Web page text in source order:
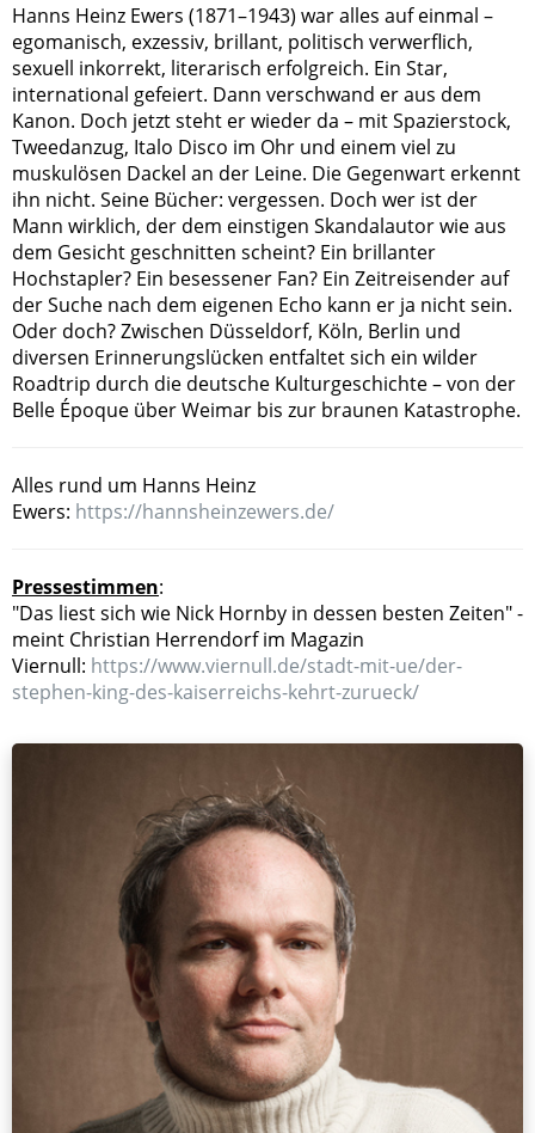
Hanns Heinz Ewers (1871–1943) war alles auf einmal –
egomanisch, exzessiv, brillant, politisch verwerflich,
sexuell inkorrekt, literarisch erfolgreich. Ein Star,
international gefeiert. Dann verschwand er aus dem
Kanon. Doch jetzt steht er wieder da – mit Spazierstock,
Tweedanzug, Italo Disco im Ohr und einem viel zu
muskulösen Dackel an der Leine. Die Gegenwart erkennt
ihn nicht. Seine Bücher: vergessen. Doch wer ist der
Mann wirklich, der dem einstigen Skandalautor wie aus
dem Gesicht geschnitten scheint? Ein brillanter
Hochstapler? Ein besessener Fan? Ein Zeitreisender auf
der Suche nach dem eigenen Echo kann er ja nicht sein.
Oder doch? Zwischen Düsseldorf, Köln, Berlin und
diversen Erinnerungslücken entfaltet sich ein wilder
Roadtrip durch die deutsche Kulturgeschichte – von der
Belle Époque über Weimar bis zur braunen Katastrophe.
Alles rund um Hanns Heinz
Ewers: https://hannsheinzewers.de/
Pressestimmen:
"Das liest sich wie Nick Hornby in dessen besten Zeiten" -
meint Christian Herrendorf im Magazin
Viernull: https://www.viernull.de/stadt-mit-ue/der-
stephen-king-des-kaiserreichs-kehrt-zurueck/